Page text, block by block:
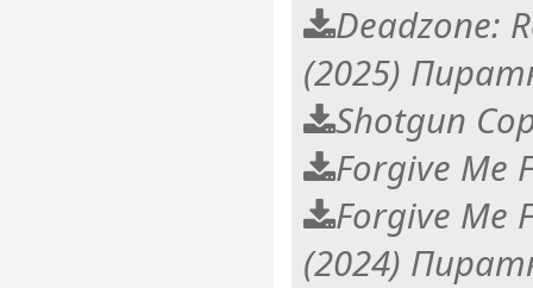
Deadzone:
(2025)
Shotgun
Forgive Me
Forgive Me
(2024)